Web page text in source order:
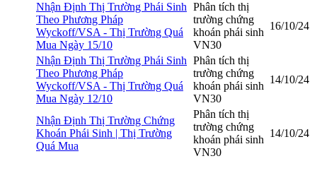
Nhận Định Thị Trường Phái Sinh
Theo Phương Pháp
Wyckoff/VSA - Thị Trường Quá
Mua Ngày 15/10
Phân tích thị
trường chứng
khoán phái sinh
VN30
16/10/24
Nhận Định Thị Trường Phái Sinh
Theo Phương Pháp
Wyckoff/VSA - Thị Trường Quá
Mua Ngày 12/10
Phân tích thị
trường chứng
khoán phái sinh
VN30
14/10/24
Nhận Định Thị Trường Chứng
Khoán Phái Sinh | Thị Trường
Quá Mua
Phân tích thị
trường chứng
khoán phái sinh
VN30
14/10/24